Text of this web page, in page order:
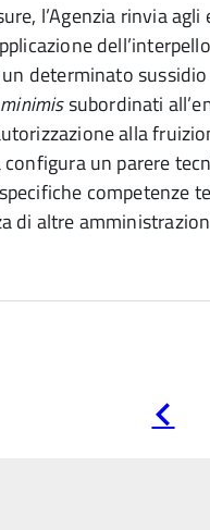
l’Agenzia rinvia
determinato
subordinati
alla
un parere
competenze
di altre